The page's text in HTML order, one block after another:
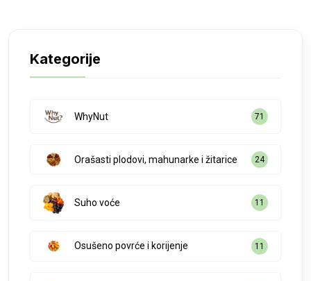
Kategorije
WhyNut 71
Orašasti plodovi, mahunarke i žitarice 24
Suho voće 11
Osušeno povrće i korijenje 11